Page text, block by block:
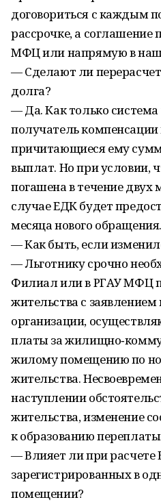
договориться с каждым
рассрочке, а соглашение
МФЦ или напрямую в
— Сделают ли
долга?
— Да. Как только система
получатель компенсации
причитающиеся ему
выплат. Но при условии,
погашена в течение двух
случае ЕДК будет
месяца нового обращения.
— Как быть, если
— Льготнику срочно
Филиал или в РГАУ МФЦ
жительства с
организации,
платы за
жилому помещению по
жительства.
наступлении
жительства, изменение
к образованию
— Влияет ли при расчете
зарегистрированных в
помещении?